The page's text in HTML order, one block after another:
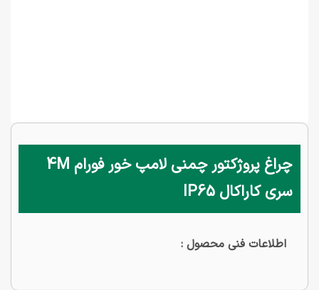
چراغ پروژکتور چمنی لامپ خور فورام 4M
سری کاراکال IP65
اطلاعات فنی محصول :